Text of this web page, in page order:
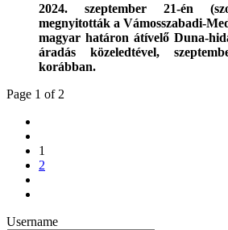
2024. szeptember 21-én
megnyitották a Vámosszabadi-
magyar határon átívelő Duna-
áradás közeledtével,
korábban.
Page 1 of 2
1
2
Username